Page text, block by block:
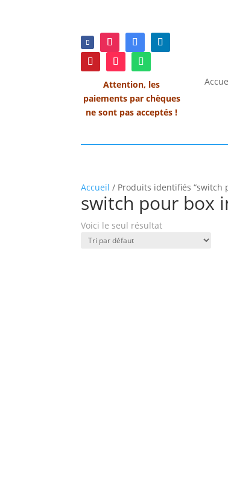
Attention, les
paiements par chèques
ne sont pas acceptés !
Accueil / Produits identifiés “switch
switch pour box
Voici le seul résultat